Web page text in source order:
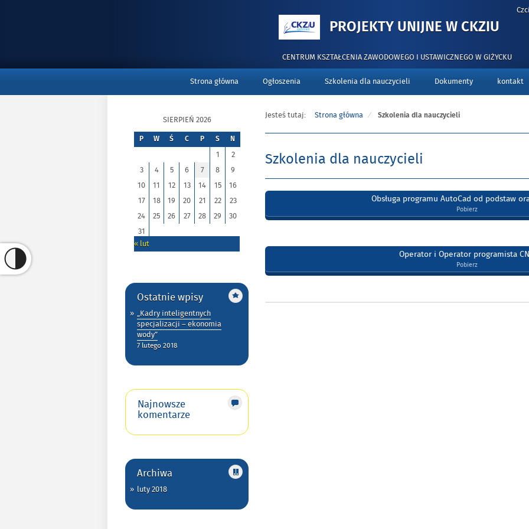
PROJEKTY UNIJNE W CKZIU
DLA
CENTRUM KSZTAŁCENIA ZAWODOWEGO I USTAWICZNEGO W GIŻYCKU
Strona główna Ogłoszenia Szkolenia dla nauczycieli Dokumenty kontakt
SIERPIEŃ 2026
P W Ś C P S N
1
2
3
4 5 6 7 8
9
10
11 12 13 14 15
16
17
18 19 20 21 22
23
24
25 26 27 28 29
30
31
« lut
Ostatnie wpisy
„Kadry inteligentnych
specjalizacji – ekonomia
wody”
7 lutego 2018
Najnowsze
komentarze
Archiwa
luty 2018
Jesteś tutaj: Strona główna Szkolenia dla nauczycieli
Szkolenia dla nauczycieli
Obsługa programu AutoCad od podstaw
Pobierz
Operator i Operator programista
Pobierz